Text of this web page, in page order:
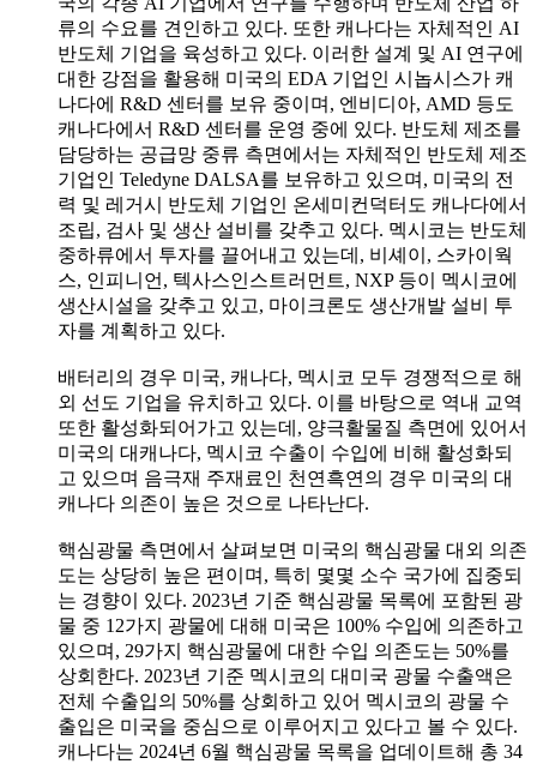
류의 수요를 견인하고 있다. 또한 캐나다는 자체적인 AI
반도체 기업을 육성하고 있다. 이러한 설계 및 AI 연구에
대한 강점을 활용해 미국의 EDA 기업인 시놉시스가 캐
나다에 R&D 센터를 보유 중이며, 엔비디아, AMD 등도
캐나다에서 R&D 센터를 운영 중에 있다. 반도체 제조를
담당하는 공급망 중류 측면에서는 자체적인 반도체 제조
기업인 Teledyne DALSA를 보유하고 있으며, 미국의 전
력 및 레거시 반도체 기업인 온세미컨덕터도 캐나다에서
조립, 검사 및 생산 설비를 갖추고 있다. 멕시코는 반도체
중하류에서 투자를 끌어내고 있는데, 비셰이, 스카이웍
스, 인피니언, 텍사스인스트러먼트, NXP 등이 멕시코에
생산시설을 갖추고 있고, 마이크론도 생산개발 설비 투
자를 계획하고 있다.
배터리의 경우 미국, 캐나다, 멕시코 모두 경쟁적으로 해
외 선도 기업을 유치하고 있다. 이를 바탕으로 역내 교역
또한 활성화되어가고 있는데, 양극활물질 측면에 있어서
미국의 대캐나다, 멕시코 수출이 수입에 비해 활성화되
고 있으며 음극재 주재료인 천연흑연의 경우 미국의 대
캐나다 의존이 높은 것으로 나타난다.
핵심광물 측면에서 살펴보면 미국의 핵심광물 대외 의존
도는 상당히 높은 편이며, 특히 몇몇 소수 국가에 집중되
는 경향이 있다. 2023년 기준 핵심광물 목록에 포함된 광
물 중 12가지 광물에 대해 미국은 100% 수입에 의존하고
있으며, 29가지 핵심광물에 대한 수입 의존도는 50%를
상회한다. 2023년 기준 멕시코의 대미국 광물 수출액은
전체 수출입의 50%를 상회하고 있어 멕시코의 광물 수
출입은 미국을 중심으로 이루어지고 있다고 볼 수 있다.
캐나다는 2024년 6월 핵심광물 목록을 업데이트해 총 34